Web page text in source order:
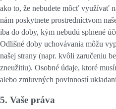
ako to, že nebudete môcť využívať
nám poskytnete prostredníctvom
iba do doby, kým nebudú splnené
Odlišné doby uchovávania môžu
našej strany (napr. kvôli zaručeniu
zneužitiu). Osobné údaje, ktoré
alebo zmluvných povinností
5. Vaše práva